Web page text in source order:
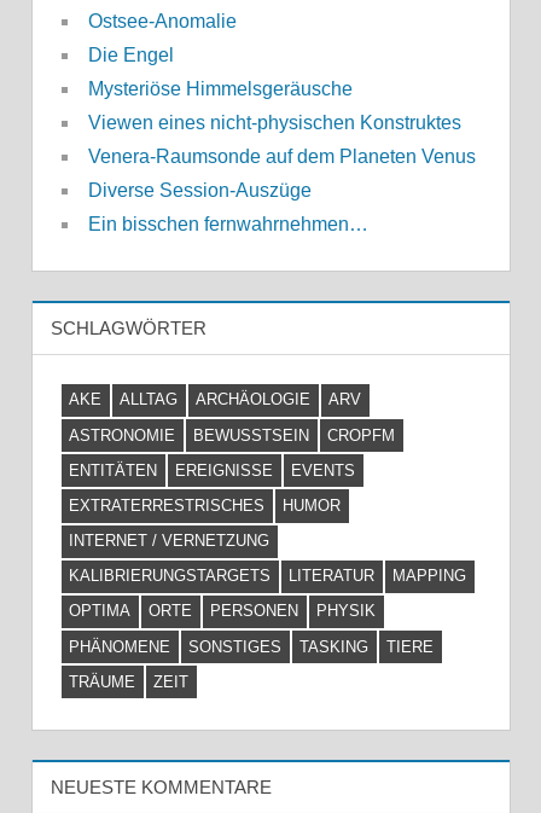
Ostsee-Anomalie
Die Engel
Mysteriöse Himmelsgeräusche
Viewen eines nicht-physischen Konstruktes
Venera-Raumsonde auf dem Planeten Venus
Diverse Session-Auszüge
Ein bisschen fernwahrnehmen…
SCHLAGWÖRTER
AKE ALLTAG ARCHÄOLOGIE
ARV
ASTRONOMIE
BEWUSSTSEIN
CROPFM
ENTITÄTEN
EREIGNISSE
EVENTS
EXTRATERRESTRISCHES
HUMOR
INTERNET / VERNETZUNG
KALIBRIERUNGSTARGETS
LITERATUR
MAPPING
OPTIMA
ORTE PERSONEN
PHYSIK
PHÄNOMENE
SONSTIGES TASKING
TIERE
TRÄUME
ZEIT
NEUESTE KOMMENTARE